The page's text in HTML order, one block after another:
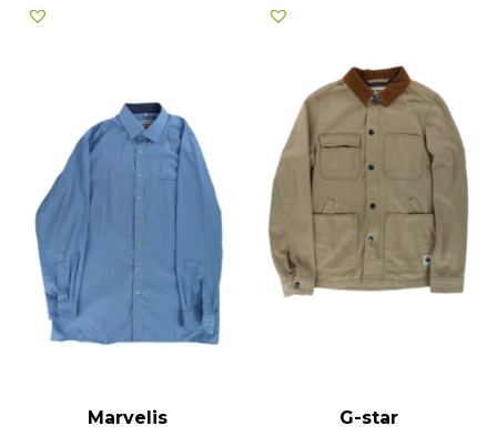
Marvelis G-star